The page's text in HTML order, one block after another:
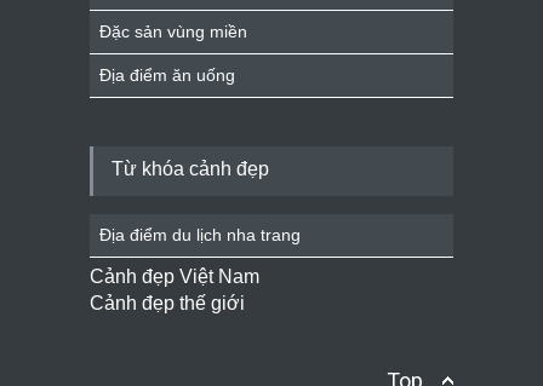
Đặc sản vùng miền
Địa điểm ăn uống
Từ khóa cảnh đẹp
Địa điểm du lịch nha trang
Cảnh đẹp Việt Nam
Cảnh đẹp thế giới
Top